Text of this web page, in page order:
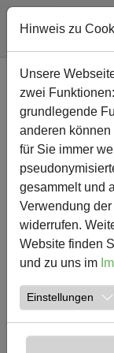
NEWS
24.04.2018
Tolle
Hinweis zu
Unsere
zwei
grundlegende
anderen
für Sie immer
gesammelt und
Verwendung
widerrufen.
Website finden
und zu uns im
Einstellungen